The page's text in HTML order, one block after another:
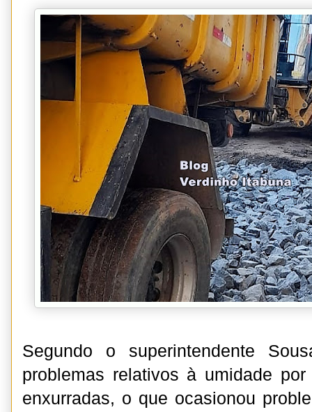
Segundo o superintendente
problemas relativos à umidade
enxurradas, o que ocasionou